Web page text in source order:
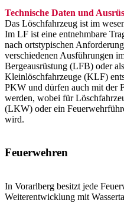
Technische Daten und
Das Löschfahrzeug ist im
Im LF ist eine entnehmbare
nach ortstypischen
verschiedenen Ausführungen
Bergeausrüstung (LFB) oder
Kleinlöschfahrzeuge (KLF)
PKW und dürfen auch mit der
werden, wobei für
(LKW) oder ein
wird.
Feuerwehren
In Vorarlberg besitzt jede
Weiterentwicklung mit